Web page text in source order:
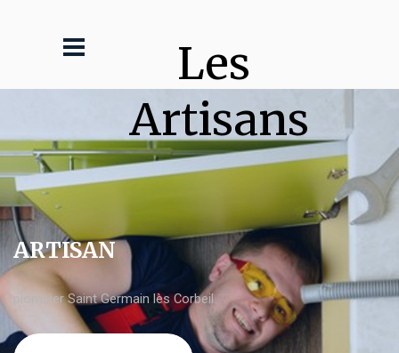
Les
Artisans
ARTISAN
plombier Saint Germain lès Corbeil